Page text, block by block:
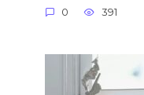
0 391